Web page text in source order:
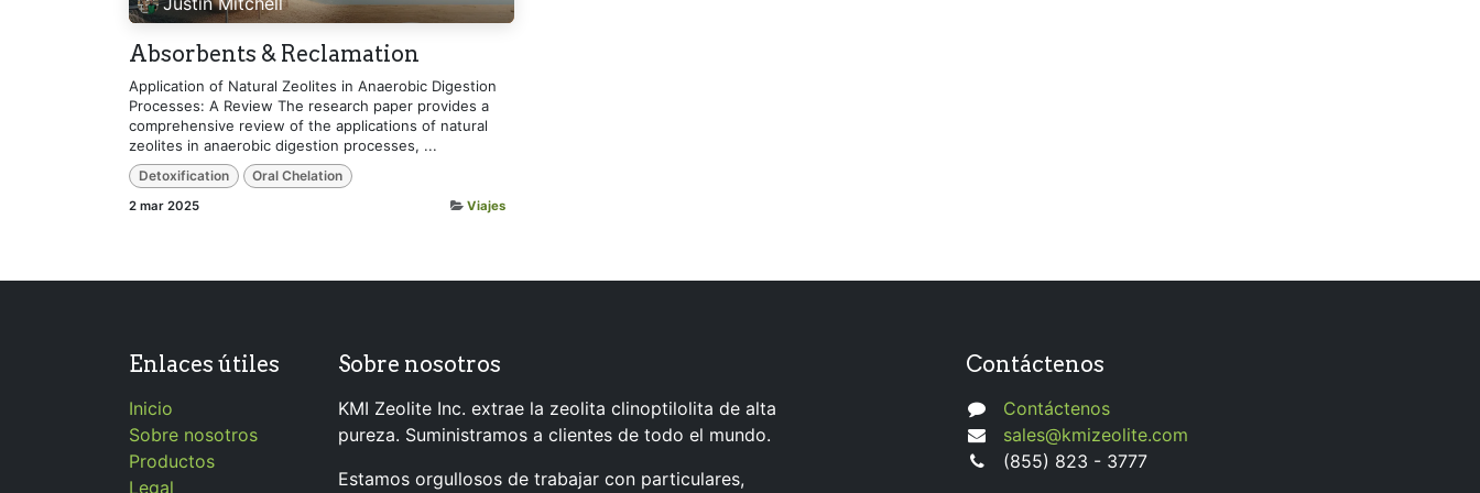
Absorbents & Reclamation
Application of Natural Zeolites in Anaerobic Digestion
Processes: A Review The research paper provides a
comprehensive review of the applications of natural
zeolites in anaerobic digestion processes, ...
Detoxification Oral Chelation
2 mar 2025 Viajes
Enlaces útiles
Inicio
Sobre nosotros
Productos
Legal
Sobre nosotros
KMI Zeolite Inc. extrae la zeolita clinoptilolita de alta
pureza. Suministramos a clientes de todo el mundo.
Estamos orgullosos de trabajar con particulares,
Contáctenos
Contáctenos
sales@kmizeolite.com
(855) 823 - 3777